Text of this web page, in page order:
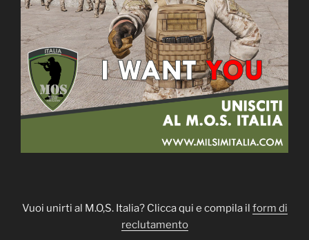
Vuoi unirti al M.O,S. Italia? Clicca qui e compila il form di
reclutamento